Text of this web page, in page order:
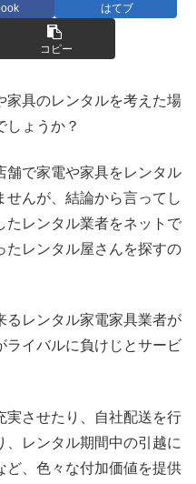
はてブ
コピー
家具のレンタルを考えた場
しょうか？
舗で家電や家具をレンタル
せんが、結論から言ってし
たレンタル業者をネットで
たレンタル屋さんを探すの
るレンタル家電家具業者が
ライバルに負けじとサービ
実させたり、自社配送を行
、レンタル期間中の引越に
ど、色々な付加価値を提供